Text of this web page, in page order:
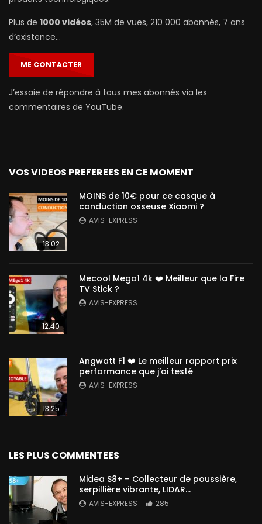
Plus de 1000 vidéos, 35M de vues, 210 000 abonnés, 7 ans
d’existence…
ME CONTACTER
J’essaie de répondre à tous mes abonnés via les
commentaires de YouTube.
VOS VIDEOS PREFEREES EN CE MOMENT
13:02
MOINS de 10€ pour ce casque à
conduction osseuse Xiaomi ?
AVIS-EXPRESS
12:40
Mecool Mego1 4k ❤️ Meilleur que la Fire
TV Stick ?
AVIS-EXPRESS
13:25
Angwatt F1 ❤️ Le meilleur rapport prix
performance que j’ai testé
AVIS-EXPRESS
LES PLUS COMMENTEES
Midea S8+ – Collecteur de poussière,
serpillière vibrante, LIDAR…
AVIS-EXPRESS 285